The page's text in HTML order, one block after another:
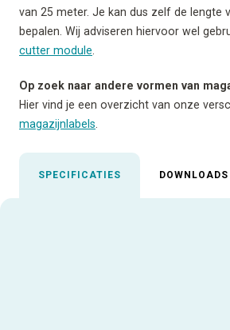
van 25 meter. Je kan dus zelf de lengte
bepalen. Wij adviseren hiervoor wel
cutter module
Op zoek naar andere vormen van
Hier vind je een overzicht van onze
magazijnlabels
SPECIFICATIES DOWNLOADS